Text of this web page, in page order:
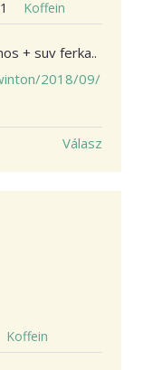
Koffein
+ suv ferka..
2018/09/
Válasz
Koffein